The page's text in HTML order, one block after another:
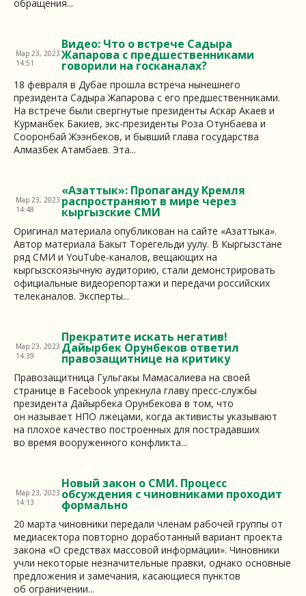
обращения...
Видео: Что о встрече Садыра
Жапарова с предшественниками
говорили на госканалах?
Мар 23, 2023
14:51
18 февраля в Дубае прошла встреча нынешнего
президента Садыра Жапарова с его предшественниками.
На встрече были свергнутые президенты Аскар Акаев и
Курманбек Бакиев, экс-президенты Роза Отунбаева и
Сооронбай Жээнбеков, и бывший глава государства
Алмазбек Атамбаев. Эта...
«Азаттык»: Пропаганду Кремля
распространяют в мире через
кыргызские СМИ
Мар 23, 2023
14:48
Оригинал материала опубликован на сайте «Азаттыка».
Автор материала Бакыт Торегельди уулу. В Кыргызстане
ряд СМИ и YouTube-каналов, вещающих на
кыргызскоязычную аудиторию, стали демонстрировать
официальные видеорепортажи и передачи российских
телеканалов. Эксперты...
Прекратите искать негатив!
Дайырбек Орунбеков ответил
правозащитнице на критику
Мар 23, 2023
14:39
Правозащитница Гульгакы Мамасалиева на своей
странице в Facebook упрекнула главу пресс-службы
президента Дайырбека Орунбекова в том, что
он называет НПО лжецами, когда активисты указывают
на плохое качество построенных для пострадавших
во время вооруженного конфликта...
Новый закон о СМИ. Процесс
обсуждения с чиновниками проходит
формально
Мар 23, 2023
14:13
20 марта чиновники передали членам рабочей группы от
медиасектора повторно доработанный вариант проекта
закона «О средствах массовой информации». Чиновники
учли некоторые незначительные правки, однако основные
предложения и замечания, касающиеся пунктов
об ограничении...